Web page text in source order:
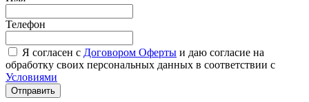
Телефон
Я согласен с Договором Оферты и даю согласие на
обработку своих персональных данных в соответствии с
Условиями
Отправить